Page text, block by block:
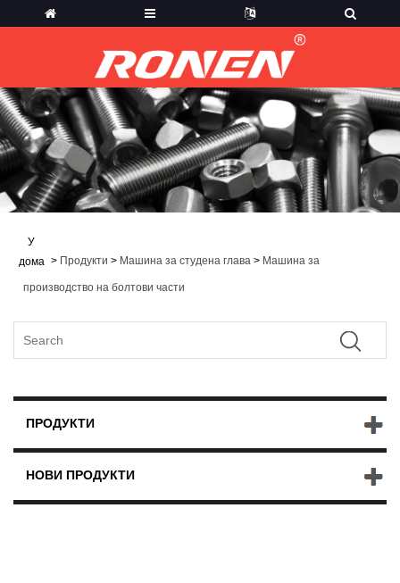
У
дома > Продукти > Машина за студена глава > Машина за
производство на болтови части
ПРОДУКТИ
НОВИ ПРОДУКТИ